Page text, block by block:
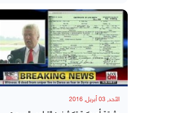
الأحد, 03 أبريل, 2016